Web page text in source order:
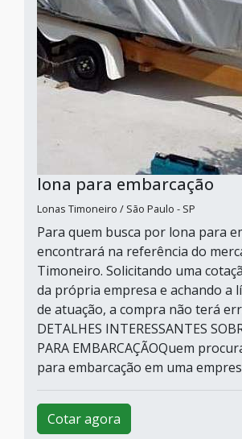
lona para embarcação
Lonas Timoneiro / São Paulo - SP
Para quem busca por lona para
encontrará na referência do
Timoneiro. Solicitando uma
da própria empresa e achando a
de atuação, a compra não terá
DETALHES INTERESSANTES
PARA EMBARCAÇÃOQuem
para embarcação em uma
Cotar agora